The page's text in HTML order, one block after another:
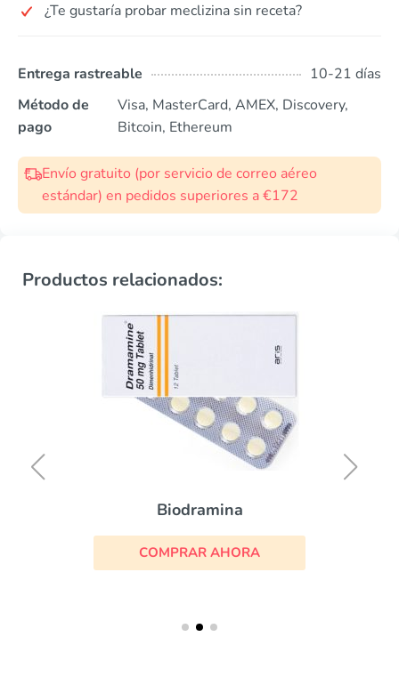
¿Te gustaría probar meclizina sin receta?
Entrega rastreable
10-21 días
Método de
pago
Visa, MasterCard, AMEX, Discovery,
Bitcoin, Ethereum
Envío gratuito (por servicio de correo aéreo
estándar) en pedidos superiores a €172
Productos relacionados:
Biodramina
COMPRAR AHORA